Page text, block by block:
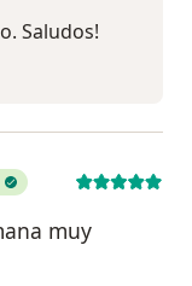
Saludos!
muy